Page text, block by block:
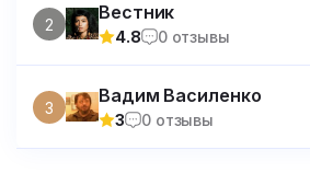
2
Вестник
4.8 0 отзывы
3
Вадим Василенко
3 0 отзывы